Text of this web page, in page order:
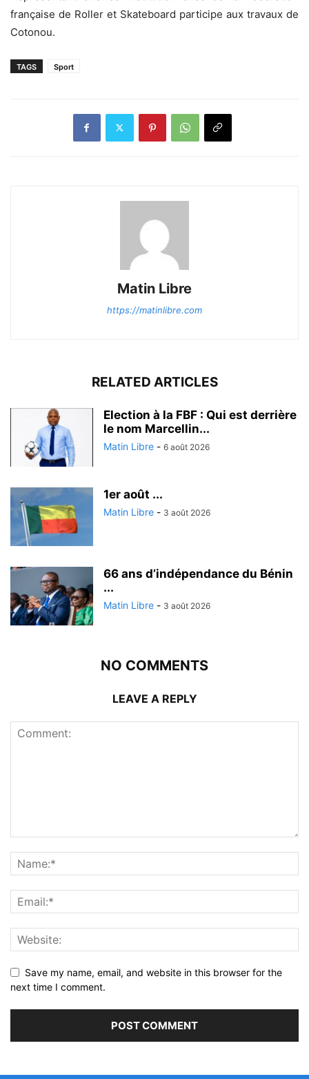
française de Roller et Skateboard participe aux travaux de
Cotonou.
TAGS Sport
Matin Libre
https://matinlibre.com
RELATED ARTICLES
Election à la FBF : Qui est derrière
le nom Marcellin...
Matin Libre - 6 août 2026
1er août ...
Matin Libre - 3 août 2026
66 ans d’indépendance du Bénin
...
Matin Libre - 3 août 2026
NO COMMENTS
LEAVE A REPLY
Save my name, email, and website in this browser for the
next time I comment.